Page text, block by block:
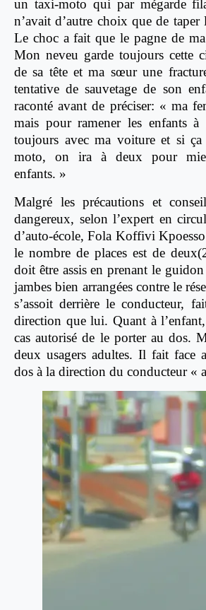
un taxi-moto qui par mégarde
n’avait d’autre choix que de
Le choc a fait que le pagne de
Mon neveu garde toujours cette
de sa tête et ma sœur une
tentative de sauvetage de son
raconté avant de préciser: « ma
mais pour ramener les enfants
toujours avec ma voiture et si
moto, on ira à deux pour
enfants. »
Malgré les précautions et
dangereux, selon l’expert en
d’auto-école, Fola Koffivi
le nombre de places est de
doit être assis en prenant le
jambes bien arrangées contre le
s’assoit derrière le conducteur,
direction que lui. Quant à
cas autorisé de le porter au dos.
deux usagers adultes. Il fait face
dos à la direction du conducteur «